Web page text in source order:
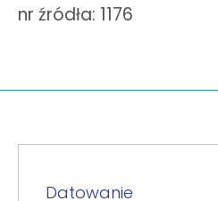
nr źródła: 1176
Datowanie